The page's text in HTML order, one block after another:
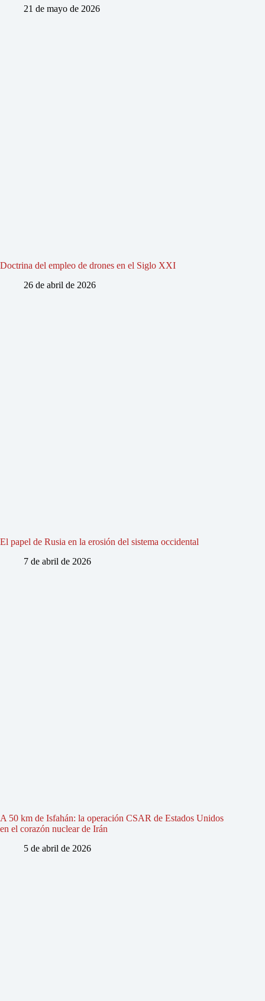
21 de mayo de 2026
Doctrina del empleo de drones en el Siglo XXI
26 de abril de 2026
El papel de Rusia en la erosión del sistema occidental
7 de abril de 2026
A 50 km de Isfahán: la operación CSAR de Estados Unidos
en el corazón nuclear de Irán
5 de abril de 2026